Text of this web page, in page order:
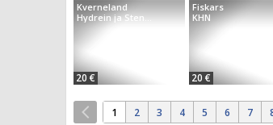
Kverneland
Hydrein ja Sten...
20 €
Fiskars
KHN
20 €
1 2 3 4 5 6 7